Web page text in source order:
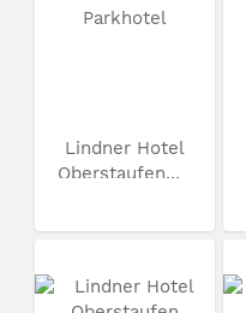
Lindner Hotel
Oberstaufen...